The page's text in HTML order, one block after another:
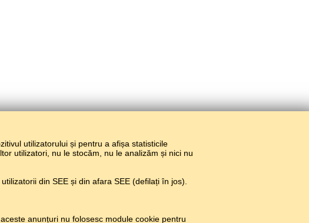
utilizatorului și pentru a afișa statisticile
utilizatori, nu le stocăm, nu le analizăm și nici nu
din SEE și din afara SEE (defilați în jos).
anunțuri nu folosesc module cookie pentru